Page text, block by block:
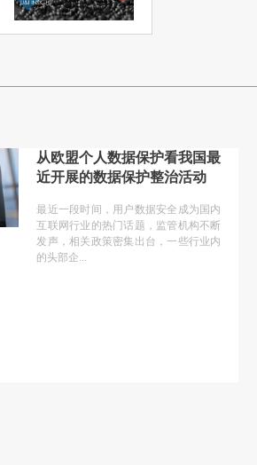
从欧盟个人数据保护看我国最
近开展的数据保护整治活动
最近一段时间，用户数据安全成为国内
互联网行业的热门话题，监管机构不断
发声，相关政策密集出台，一些行业内
的头部企